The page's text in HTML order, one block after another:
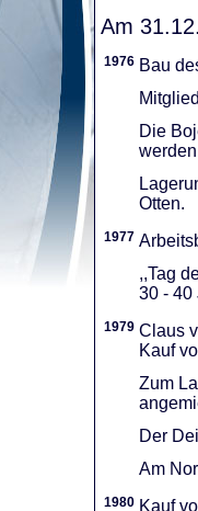
Am
1976 Bau
Die
Otten.
1977
,,Tag
30 - 40
1979 Claus
Kauf
Zum
Der
Am
1980 Kauf